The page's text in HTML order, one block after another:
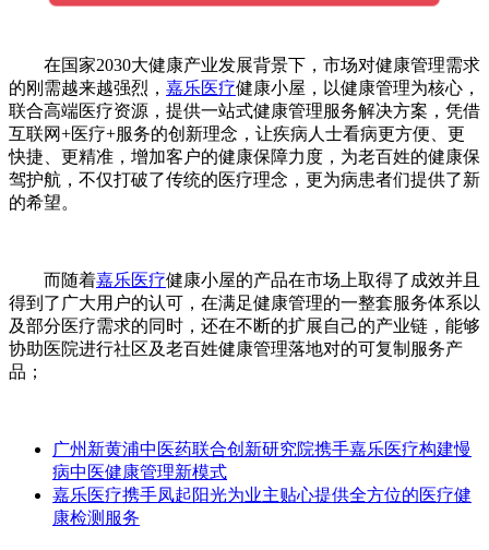
在国家2030大健康产业发展背景下，市场对健康管理需求
的刚需越来越强烈， 嘉乐医疗健康小屋，以健康管理为核心，
联合高端医疗资源，提供一站式健康管理服务解决方案，凭借
互联网+医疗+服务的创新理念，让疾病人士看病更方便、更
快捷、更精准，增加客户的健康保障力度，为老百姓的健康保
驾护航，不仅打破了传统的医疗理念，更为病患者们提供了新
的希望。
而随着嘉乐医疗健康小屋的产品在市场上取得了成效并且
得到了广大用户的认可，在满足健康管理的一整套服务体系以
及部分医疗需求的同时，还在不断的扩展自己的产业链，能够
协助医院进行社区及老百姓健康管理落地对的可复制服务产
品；
广州新黄浦中医药联合创新研究院携手嘉乐医疗构建慢
病中医健康管理新模式
嘉乐医疗携手凤起阳光为业主贴心提供全方位的医疗健
康检测服务